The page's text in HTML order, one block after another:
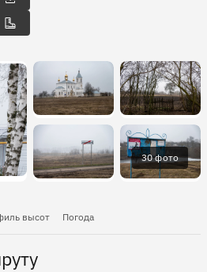
30 фото
высот Погода